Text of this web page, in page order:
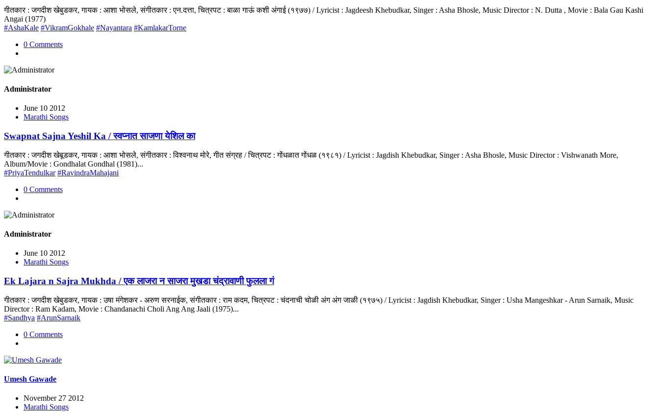
गीतकार : जगदीश खेबुडकर, गायक : आशा भोसले, संगीतकार : एन.दत्ता, चित्रपट : बाळा गाऊं कशी अंगाई (१९७७) / Lyricist : Jagdeesh Khebudkar, Singer : Asha Bhosle, Music Director : N. Dutta , Movie : Bala Gau Kashi
Angai (1977)
#AshaKale #VikramGokhale #Nayantara #KamlakarTorne
0 Comments
Administrator
June 10 2012
Marathi Songs
Swapnat Sajna Yeshil Ka / स्वप्नात साजणा येशिल का
गीतकार : जगदीश खेबूडकर, गायक : आशा भोसले, संगीतकार : विश्वनाथ मोरे, गीत संग्रह / चित्रपट : गोंधळात गोंधळ (१९८१) / Lyricist : Jagdish Khebudkar, Singer : Asha Bhosle, Music Director : Vishwanath More,
Album/Movie : Gondhalat Gondhal (1981)...
#PriyaTendulkar #RavindraMahajani
0 Comments
Administrator
June 10 2012
Marathi Songs
Ek Lajara n Sajra Mukhda / एक लाजरा न साजरा मुखडा चंद्रावाणी फुलला गं
गीतकार : जगदीश खेबुडकर, गायक : उषा मंगेशकर - अरुण सरनाईक, संगीतकार : राम कदम, चित्रपट : चंदनाची चोळी अंग अंग जाळी (१९७५) / Lyricist : Jagdish Khebudkar, Singer : Usha Mangeshkar - Arun Sarnaik, Music
Director : Ram Kadam, Movie : Chandanachi Choli Ang Ang Jaali (1975)...
#Sandhya #ArunSarnaik
0 Comments
Umesh Gawade
November 27 2012
Marathi Songs